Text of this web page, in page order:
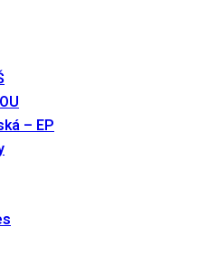
– EP